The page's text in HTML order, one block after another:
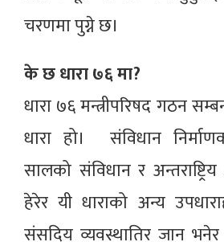
चरणमा पुग्ने छ।
के छ धारा ७६ मा?
धारा ७६ मन्त्रीपरिषद गठन
धारा हो। संविधान
सालको संविधान र
हेरेर यी धाराको अन्य
संसदिय व्यवस्थातिर जान